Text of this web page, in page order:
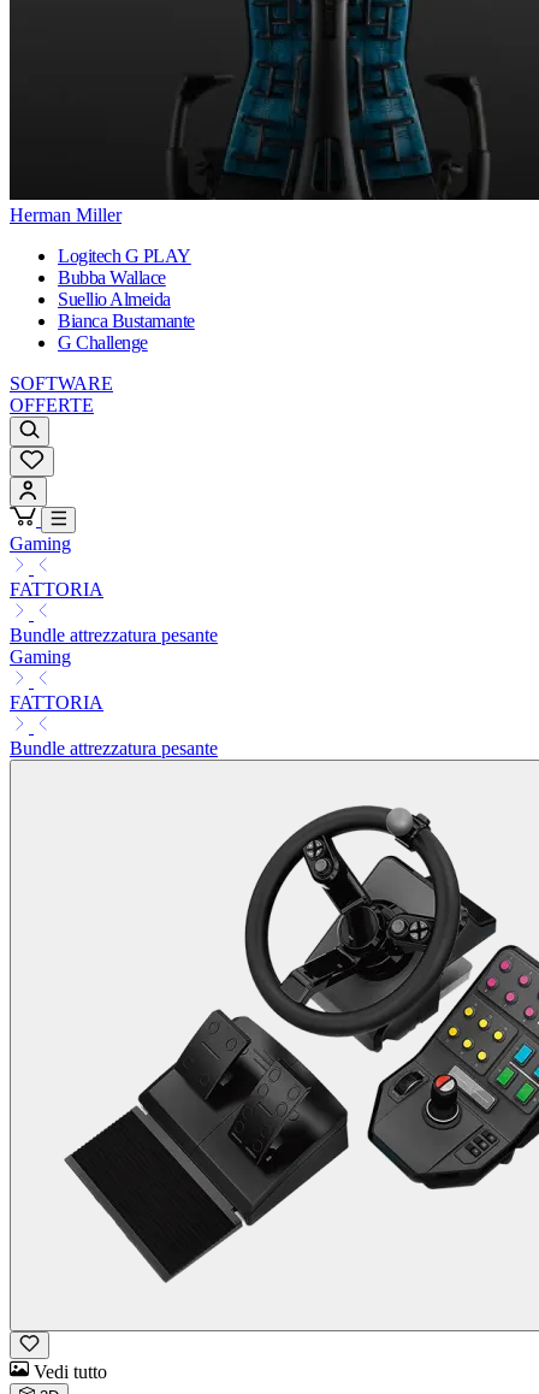
Herman Miller
Logitech G PLAY
Bubba Wallace
Suellio Almeida
Bianca Bustamante
G Challenge
SOFTWARE
OFFERTE
Gaming
FATTORIA
Bundle attrezzatura pesante
Gaming
FATTORIA
Bundle attrezzatura pesante
Vedi tutto